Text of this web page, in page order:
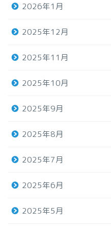
2026年1月
2025年12月
2025年11月
2025年10月
2025年9月
2025年8月
2025年7月
2025年6月
2025年5月